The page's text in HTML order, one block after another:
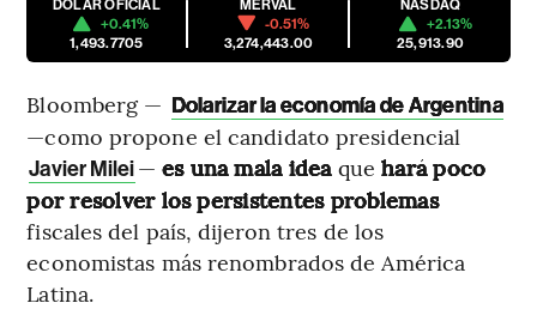
DÓLAR OFICIAL
+0.41%
1,493.7705
MERVAL
-0.51%
3,274,443.00
NASDAQ
+2.13%
25,913.90
Bloomberg — Dolarizar la economía de Argentina
—como propone el candidato presidencial
Javier Milei— es una mala ideaquehará poco
por resolver los persistentes problemas
fiscales del país, dijeron tres de los
economistas más renombrados de América
Latina.